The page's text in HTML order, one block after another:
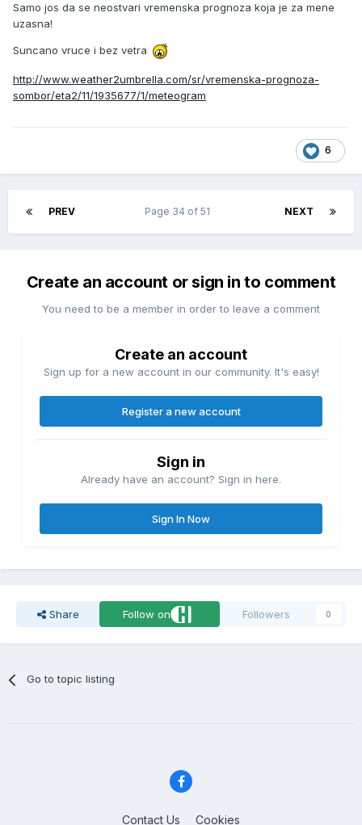
Samo jos da se neostvari vremenska prognoza koja je za mene
uzasna!
Suncano vruce i bez vetra
http://www.weather2umbrella.com/sr/vremenska-prognoza-
sombor/eta2/11/1935677/1/meteogram
6
PREV NEXT
Page 34 of 51
Create an account or sign in to comment
You need to be a member in order to leave a comment
Create an account
Sign up for a new account in our community. It's easy!
Register a new account
Sign in
Already have an account? Sign in here.
Sign In Now
Share Follow on Followers 0
Go to topic listing
Contact Us Cookies